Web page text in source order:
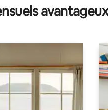
avantageux